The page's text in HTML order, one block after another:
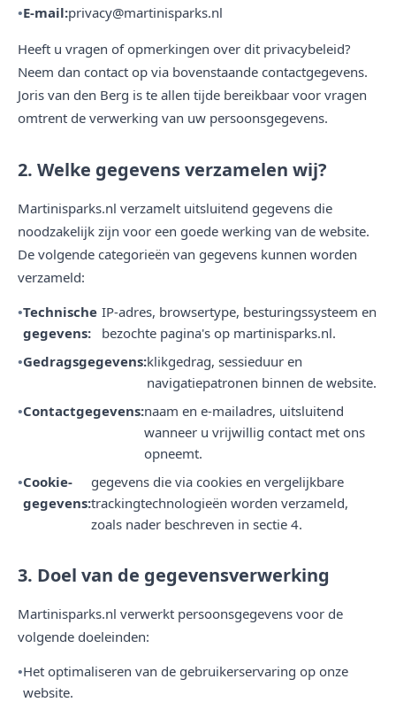
E-mail:privacy@martinisparks.nl
Heeft u vragen of opmerkingen over dit privacybeleid?
Neem dan contact op via bovenstaande contactgegevens.
Joris van den Berg is te allen tijde bereikbaar voor vragen
omtrent de verwerking van uw persoonsgegevens.
2. Welke gegevens verzamelen wij?
Martinisparks.nl verzamelt uitsluitend gegevens die
noodzakelijk zijn voor een goede werking van de website.
De volgende categorieën van gegevens kunnen worden
verzameld:
Technische
gegevens:
IP-adres, browsertype, besturingssysteem en
bezochte pagina's op martinisparks.nl.
Gedragsgegevens:klikgedrag, sessieduur en
navigatiepatronen binnen de website.
Contactgegevens:naam en e-mailadres, uitsluitend
wanneer u vrijwillig contact met ons
opneemt.
Cookie-
gegevens:
gegevens die via cookies en vergelijkbare
trackingtechnologieën worden verzameld,
zoals nader beschreven in sectie 4.
3. Doel van de gegevensverwerking
Martinisparks.nl verwerkt persoonsgegevens voor de
volgende doeleinden:
Het optimaliseren van de gebruikerservaring op onze
website.